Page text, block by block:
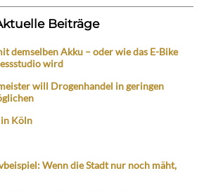
Beiträge
demselben Akku – oder wie das E-Bike
wird
will Drogenhandel in geringen
in Köln
Wenn die Stadt nur noch mäht,